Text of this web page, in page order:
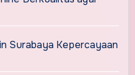
Surabaya Kepercayaan